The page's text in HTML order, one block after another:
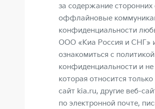
за содержание
оффлайновые
конфиденциальности
ООО «Киа Россия и СНГ»
ознакомиться с
конфиденциальности и
которая относится
сайт kia.ru, другие веб-
по электронной почте,